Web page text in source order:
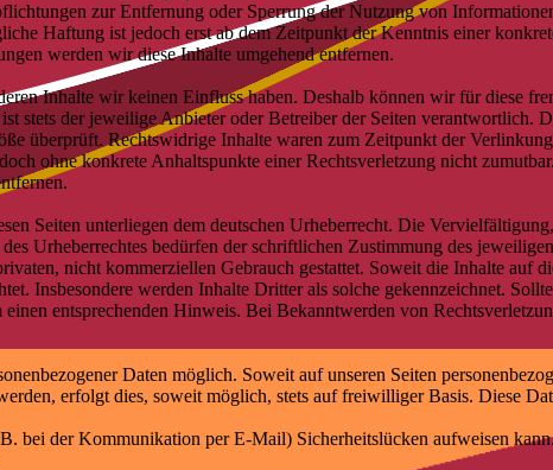
zur Entfernung oder Sperrung der Nutzung von
Haftung ist jedoch erst ab dem Zeitpunkt der Kenntnis einer
werden wir diese Inhalte umgehend entfernen.
Inhalte wir keinen Einfluss haben. Deshalb können wir für diese
stets der jeweilige Anbieter oder Betreiber der Seiten verantwortlich.
überprüft. Rechtswidrige Inhalte waren zum Zeitpunkt der
ohne konkrete Anhaltspunkte einer Rechtsverletzung nicht
Seiten unterliegen dem deutschen Urheberrecht. Die
Urheberrechtes bedürfen der schriftlichen Zustimmung des
nicht kommerziellen Gebrauch gestattet. Soweit die Inhalte auf
Insbesondere werden Inhalte Dritter als solche gekennzeichnet.
entsprechenden Hinweis. Bei Bekanntwerden von
Daten möglich. Soweit auf unseren Seiten
erfolgt dies, soweit möglich, stets auf freiwilliger Basis. Diese
bei der Kommunikation per E-Mail) Sicherheitslücken aufweisen